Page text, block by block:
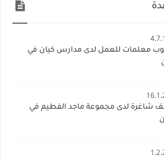
معلمات للعمل لدى مدارس كيان في
شاغرة لدى مجموعة ماجد الفطيم في